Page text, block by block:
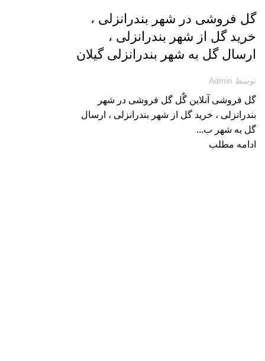
گل فروشی در شهر بندرانزلی ،
خرید گل از شهر بندرانزلی ،
ارسال گل به شهر بندرانزلی گیلان
توسط Admin
گل فروشی آنلاین گٌل گل فروشی در شهر
بندرانزلی ، خرید گل از شهر بندرانزلی ، ارسال
گل به شهر ب...
ادامه مطلب